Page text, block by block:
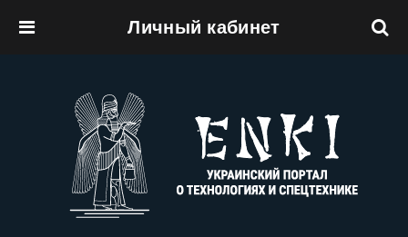
Личный кабинет